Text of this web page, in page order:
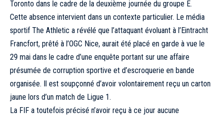
Toronto dans le cadre de la deuxième journée du groupe E.
Cette absence intervient dans un contexte particulier. Le média
sportif The Athletic a révélé que l’attaquant évoluant à l’Eintracht
Francfort, prêté à l’OGC Nice, aurait été placé en garde à vue le
29 mai dans le cadre d’une enquête portant sur une affaire
présumée de corruption sportive et d’escroquerie en bande
organisée. Il est soupçonné d’avoir volontairement reçu un carton
jaune lors d’un match de Ligue 1.
La FIF a toutefois précisé n’avoir reçu à ce jour aucune